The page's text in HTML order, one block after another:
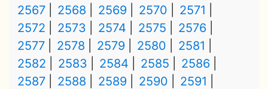
2567
2568 2569 2570
2571
2572
2573 2574 2575
2576
2577
2578 2579 2580
2581
2582
2583 2584 2585
2586
2587
2588 2589 2590
2591